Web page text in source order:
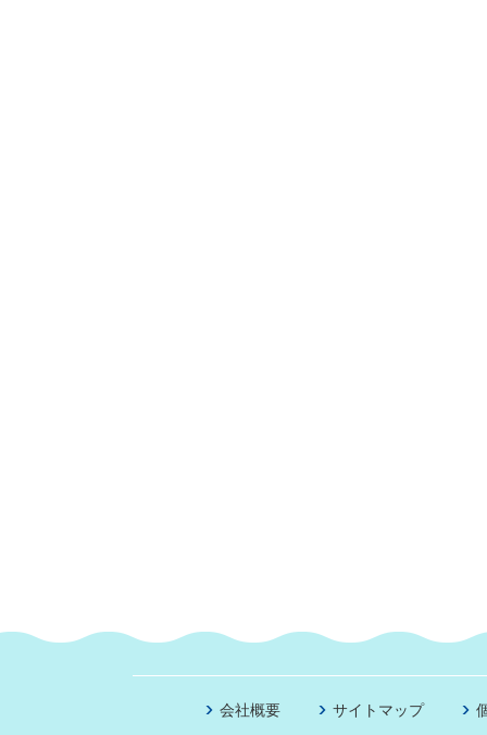
会社概要 サイトマップ